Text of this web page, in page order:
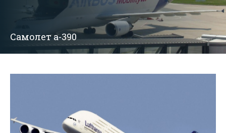
Самолет а-390